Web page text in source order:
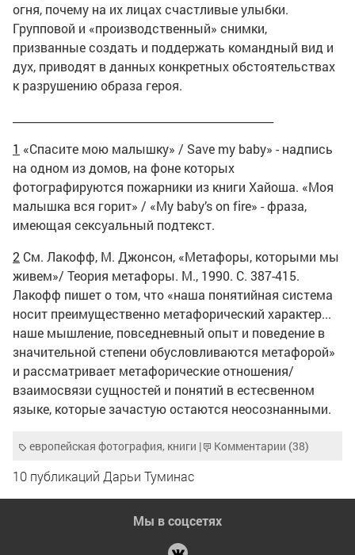
огня, почему на их лицах счастливые улыбки.
Групповой и «производственный» снимки,
призванные создать и поддержать командный вид и
дух, приводят в данных конкретных обстоятельствах
к разрушению образа героя.
1 «Спасите мою малышку» / Save my baby» - надпись
на одном из домов, на фоне которых
фотографируются пожарники из книги Хайоша. «Моя
малышка вся горит» / «My baby’s on fire» - фраза,
имеющая сексуальный подтекст.
2 См. Лакофф, М. Джонсон, «Метафоры, которыми мы
живем»/ Теория метафоры. М., 1990. С. 387-415.
Лакофф пишет о том, что «наша понятийная система
носит преимущественно метафорический характер...
наше мышление, повседневный опыт и поведение в
значительной степени обусловливаются метафорой»
и рассматривает метафорические отношения/
взаимосвязи сущностей и понятий в естесвенном
языке, которые зачастую остаются неосознанными.
европейская фотография, книги | Комментарии (38)
10 публикаций Дарьи Туминас
Мы в соцсетях